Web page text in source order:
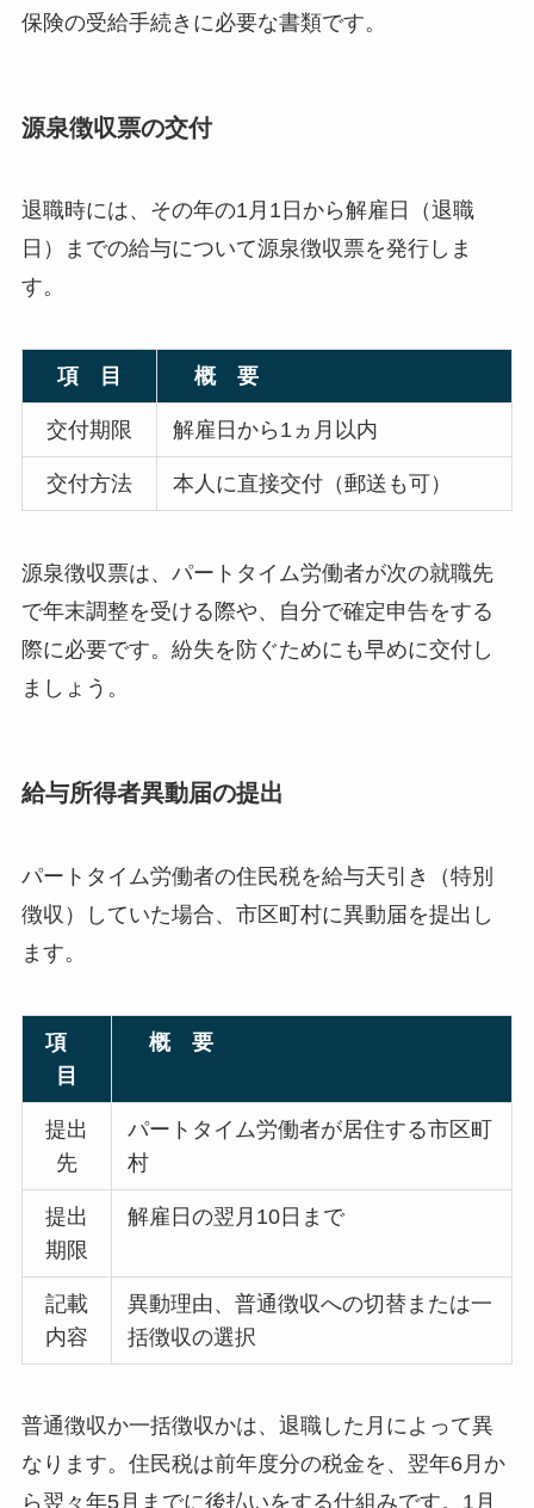
保険の受給手続きに必要な書類です。
源泉徴収票の交付
退職時には、その年の1月1日から解雇日（退職
日）までの給与について源泉徴収票を発行しま
す。
項 目 概 要
交付期限 解雇日から1ヵ月以内
交付方法 本人に直接交付（郵送も可）
源泉徴収票は、パートタイム労働者が次の就職先
で年末調整を受ける際や、自分で確定申告をする
際に必要です。紛失を防ぐためにも早めに交付し
ましょう。
給与所得者異動届の提出
パートタイム労働者の住民税を給与天引き（特別
徴収）していた場合、市区町村に異動届を提出し
ます。
項
目
概 要
提出
先
パートタイム労働者が居住する市区町
村
提出
期限
解雇日の翌月10日まで
記載
内容
異動理由、普通徴収への切替または一
括徴収の選択
普通徴収か一括徴収かは、退職した月によって異
なります。住民税は前年度分の税金を、翌年6月か
ら翌々年5月までに後払いをする仕組みです。1月